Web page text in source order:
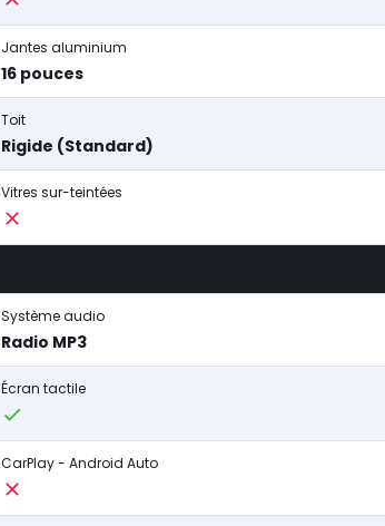
Jantes aluminium
16 pouces
Toit
Rigide (Standard)
Vitres sur-teintées
Système audio
Radio MP3
Écran tactile
CarPlay - Android Auto